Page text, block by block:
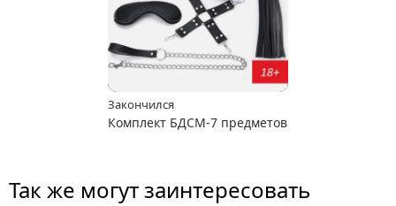
Закончился
Комплект БДСМ-7 предметов
Так же могут заинтересовать